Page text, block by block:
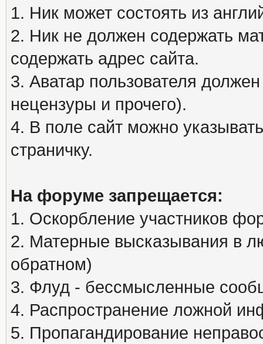
1. Ник может состоять из
2. Ник не должен содержать
содержать адрес сайта.
3. Аватар пользователя
нецензуры и прочего).
4. В поле сайт можно
страничку.
На форуме запрещается:
1. Оскорбление участников
2. Матерные высказывания в
обратном)
3. Флуд - бессмысленные
4. Распространение ложной
5. Пропагандирование